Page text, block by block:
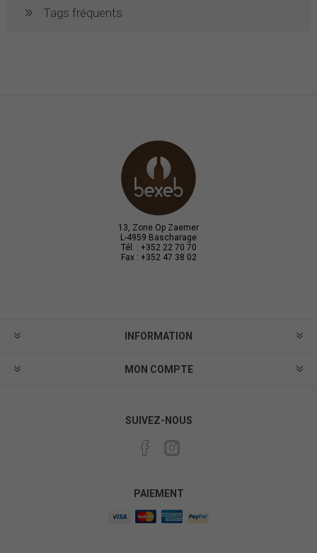
Tags fréquents
13, Zone Op Zaemer
L-4959 Bascharage
Tél. : +352 22 70 70
Fax : +352 47 38 02
INFORMATION
MON COMPTE
SUIVEZ-NOUS
PAIEMENT